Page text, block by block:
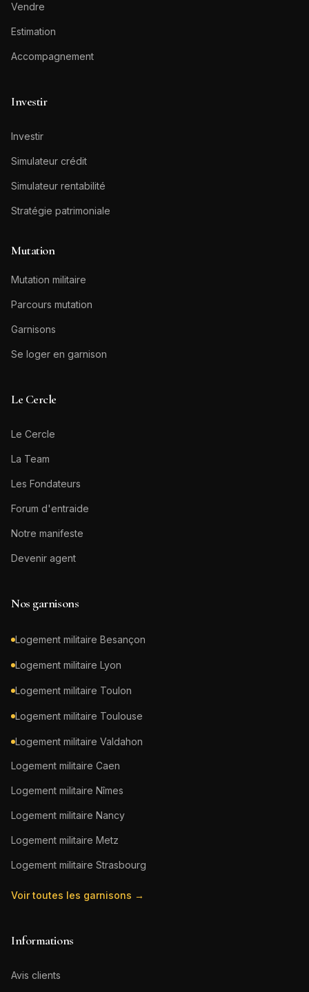
Vendre
Estimation
Accompagnement
Investir
Investir
Simulateur crédit
Simulateur rentabilité
Stratégie patrimoniale
Mutation
Mutation militaire
Parcours mutation
Garnisons
Se loger en garnison
Le Cercle
Le Cercle
La Team
Les Fondateurs
Forum d'entraide
Notre manifeste
Devenir agent
Nos garnisons
Logement militaire Besançon
Logement militaire Lyon
Logement militaire Toulon
Logement militaire Toulouse
Logement militaire Valdahon
Logement militaire Caen
Logement militaire Nîmes
Logement militaire Nancy
Logement militaire Metz
Logement militaire Strasbourg
Voir toutes les garnisons →
Informations
Avis clients